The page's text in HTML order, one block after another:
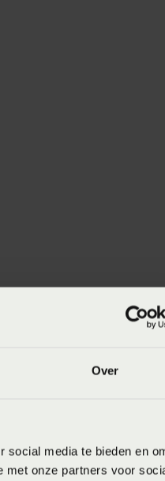
Over
social media te bieden en
met onze partners voor